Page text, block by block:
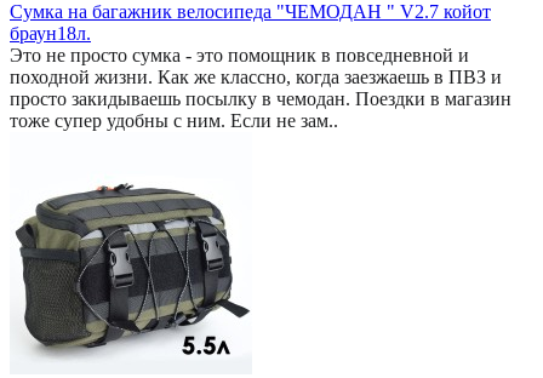
Сумка на багажник велосипеда "ЧЕМОДАН " V2.7 койот
браун18л.
Это не просто сумка - это помощник в повседневной и
походной жизни. Как же классно, когда заезжаешь в ПВЗ и
просто закидываешь посылку в чемодан. Поездки в магазин
тоже супер удобны с ним. Если не зам..